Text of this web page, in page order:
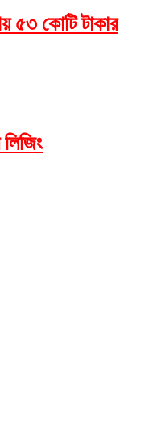
৫৩ কোটি টাকার
লিজিং